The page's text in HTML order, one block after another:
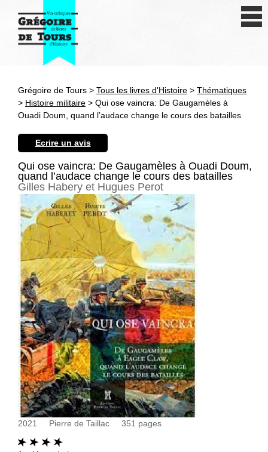
Antiquité
Révolution et XIXe siècle
XXe siècle
Autres civilisations
Thématiques
Grégoire de Tours > Tous les livres d'Histoire > Thématiques
> Histoire militaire > Qui ose vaincra: De Gaugamèles à
Ouadi Doum, quand l’audace change le cours des batailles
Ecrire un avis
Qui ose vaincra: De Gaugamèles à Ouadi Doum,
quand l’audace change le cours des batailles
Gilles Habery et Hugues Perot
2021 Pierre de Taillac 351 pages